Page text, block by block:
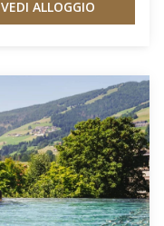
VEDI ALLOGGIO